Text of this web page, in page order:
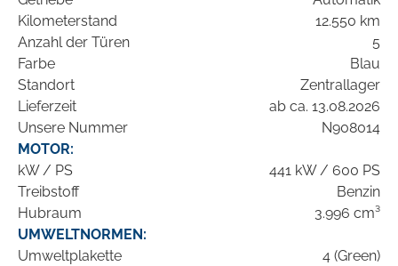
Kilometerstand
12.550 km
Anzahl der Türen
5
Farbe
Blau
Standort
Zentrallager
Lieferzeit
ab ca. 13.08.2026
Unsere Nummer
N908014
MOTOR:
kW / PS
441 kW / 600 PS
Treibstoff
Benzin
Hubraum
3.996 cm³
UMWELTNORMEN:
Umweltplakette
4 (Green)